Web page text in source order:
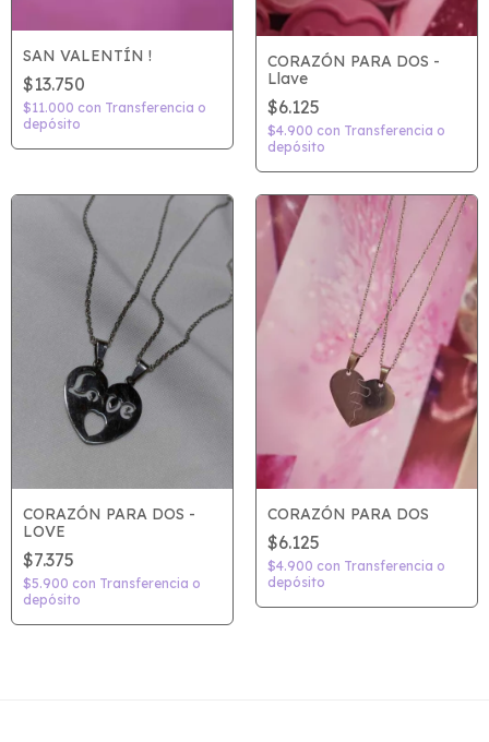
SAN VALENTÍN !
$13.750
$11.000 con Transferencia o
depósito
CORAZÓN PARA DOS -
Llave
$6.125
$4.900 con Transferencia o
depósito
CORAZÓN PARA DOS -
LOVE
$7.375
$5.900 con Transferencia o
depósito
CORAZÓN PARA DOS
$6.125
$4.900 con Transferencia o
depósito